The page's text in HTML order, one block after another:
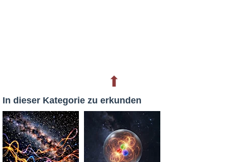
⬆
In dieser Kategorie zu erkunden